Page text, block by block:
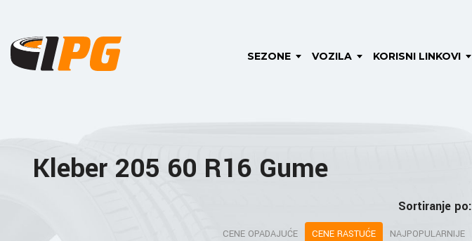
SEZONE VOZILA KORISNI LINKOVI
Kleber 205 60 R16 Gume
Sortiranje po:
CENE OPADAJUĆE CENE RASTUĆE NAJPOPULARNIJE